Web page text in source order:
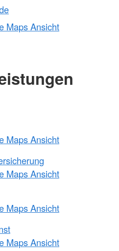
Maps Ansicht
Maps Ansicht
Maps Ansicht
Maps Ansicht
Maps Ansicht